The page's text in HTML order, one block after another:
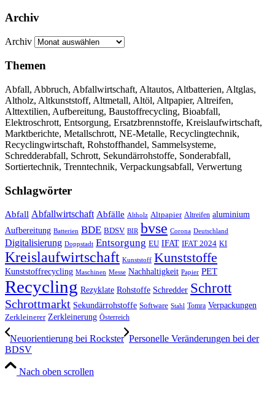
Archiv
Archiv
Themen
Abfall, Abbruch, Abfallwirtschaft, Altautos, Altbatterien, Altglas,
Altholz, Altkunststoff, Altmetall, Altöl, Altpapier, Altreifen,
Alttextilien, Aufbereitung, Baustoffrecycling, Bioabfall,
Elektroschrott, Entsorgung, Ersatzbrennstoffe, Kreislaufwirtschaft,
Marktberichte, Metallschrott, NE-Metalle, Recyclingtechnik,
Recyclingwirtschaft, Rohstoffhandel, Sammelsysteme,
Schredderabfall, Schrott, Sekundärrohstoffe, Sonderabfall,
Sortiertechnik, Trenntechnik, Verpackungsabfall, Verwertung
Schlagwörter
Abfall Abfallwirtschaft Abfälle Altholz Altpapier Altreifen aluminium
Aufbereitung Batterien BDE BDSV BIR bvse Corona Deutschland
Digitalisierung Doppstadt Entsorgung EU IFAT IFAT 2024 KI
Kreislaufwirtschaft Kunststoff Kunststoffe
Kunststoffrecycling Maschinen Messe Nachhaltigkeit Papier PET
Recycling Rezyklate Rohstoffe Schredder Schrott
Schrottmarkt Sekundärrohstoffe Software Stahl Tomra Verpackungen
Zerkleinerer Zerkleinerung Österreich
Neuorientierung bei Rockster Personelle Veränderungen bei der
BDSV
Nach oben scrollen